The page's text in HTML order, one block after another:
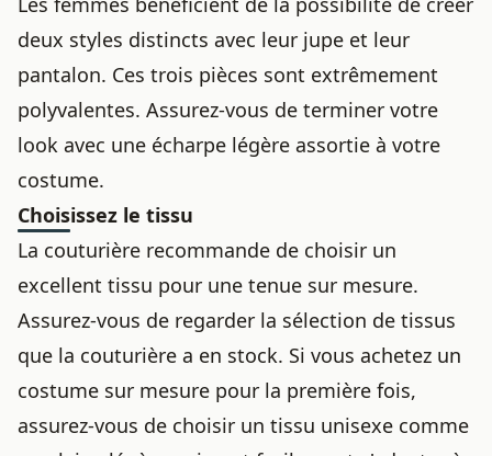
deux styles distincts avec leur jupe et leur
pantalon. Ces trois pièces sont extrêmement
polyvalentes. Assurez-vous de terminer votre
look avec une écharpe légère assortie à votre
costume.
Choisissez le tissu
La couturière recommande de choisir un
excellent tissu pour une tenue sur mesure.
Assurez-vous de regarder la sélection de tissus
que la couturière a en stock. Si vous achetez un
costume sur mesure pour la première fois,
assurez-vous de choisir un tissu unisexe comme